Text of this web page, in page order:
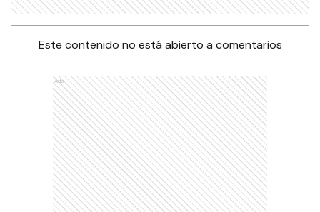
Este contenido no está abierto a comentarios
Ads